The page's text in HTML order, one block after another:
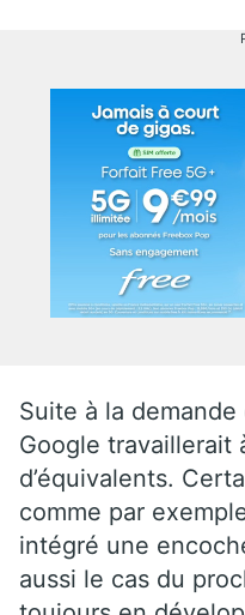
Suite à la
Google travaillerait
d’équivalents.
comme par
intégré une
aussi le cas du